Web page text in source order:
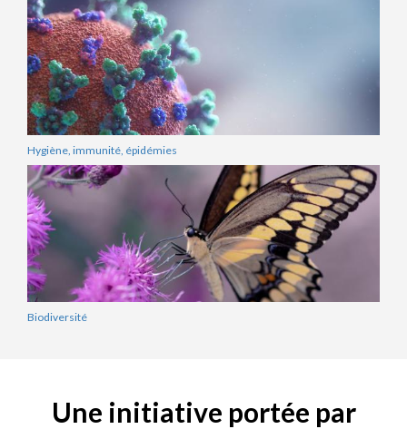
Hygiène, immunité, épidémies
Biodiversité
Une initiative portée par